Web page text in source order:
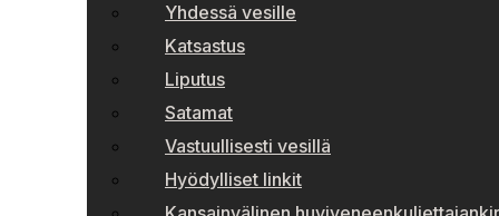
Yhdessä vesille
Katsastus
Liputus
Satamat
Vastuullisesti vesillä
Hyödylliset linkit